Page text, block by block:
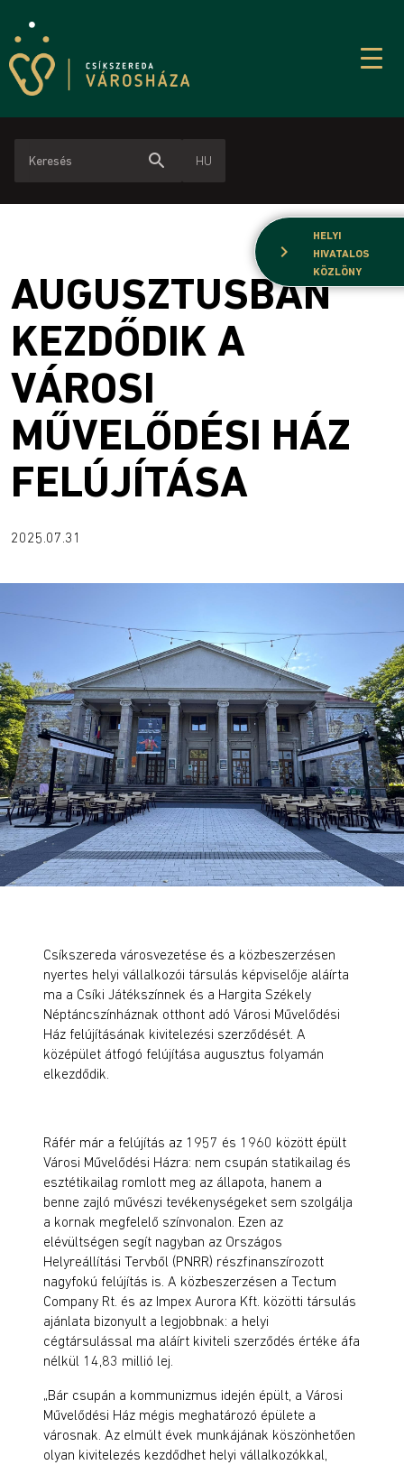
search HU
chevron_right
HELYI
HIVATALOS
KÖZLÖNY
AUGUSZTUSBAN
KEZDŐDIK A
VÁROSI
MŰVELŐDÉSI HÁZ
FELÚJÍTÁSA
2025.07.31
Csíkszereda városvezetése és a közbeszerzésen
nyertes helyi vállalkozói társulás képviselője aláírta
ma a Csíki Játékszínnek és a Hargita Székely
Néptáncszínháznak otthont adó Városi Művelődési
Ház felújításának kivitelezési szerződését. A
középület átfogó felújítása augusztus folyamán
elkezdődik.
Ráfér már a felújítás az 1957 és 1960 között épült
Városi Művelődési Házra: nem csupán statikailag és
esztétikailag romlott meg az állapota, hanem a
benne zajló művészi tevékenységeket sem szolgálja
a kornak megfelelő színvonalon. Ezen az
elévültségen segít nagyban az Országos
Helyreállítási Tervből (PNRR) részfinanszírozott
nagyfokú felújítás is. A közbeszerzésen a Tectum
Company Rt. és az Impex Aurora Kft. közötti társulás
ajánlata bizonyult a legjobbnak: a helyi
cégtársulással ma aláírt kiviteli szerződés értéke áfa
nélkül 14,83 millió lej.
„Bár csupán a kommunizmus idején épült, a Városi
Művelődési Ház mégis meghatározó épülete a
városnak. Az elmúlt évek munkájának köszönhetően
olyan kivitelezés kezdődhet helyi vállalkozókkal,